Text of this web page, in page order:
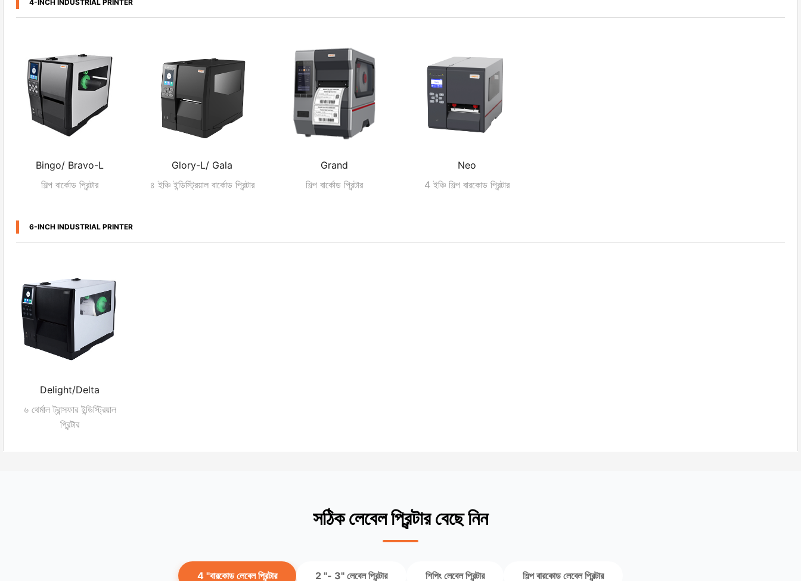
4-INCH INDUSTRIAL PRINTER
Bingo/ Bravo-L
শিল্প বার্কোড প্রিন্টার
Glory-L/ Gala
৪ ইঞ্চি ইন্ডিস্ট্রিয়াল বার্কোড প্রিন্টার
Grand
শিল্প বার্কোড প্রিন্টার
Neo
4 ইঞ্চি শিল্প বারকোড প্রিন্টার
6-INCH INDUSTRIAL PRINTER
Delight/Delta
৬ থের্মাল ট্রান্সফার ইন্ডিস্ট্রিয়াল
প্রিন্টার
সঠিক লেবেল প্রিন্টার বেছে নিন
4 "বারকোড লেবেল প্রিন্টার 2 "- 3" লেবেল প্রিন্টার শিপিং লেবেল প্রিন্টার শিল্প বারকোড লেবেল প্রিন্টার